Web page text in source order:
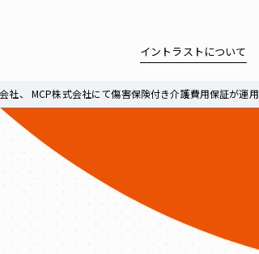
イントラストについて
社、 MCP株式会社にて傷害保険付き介護費用保証が運